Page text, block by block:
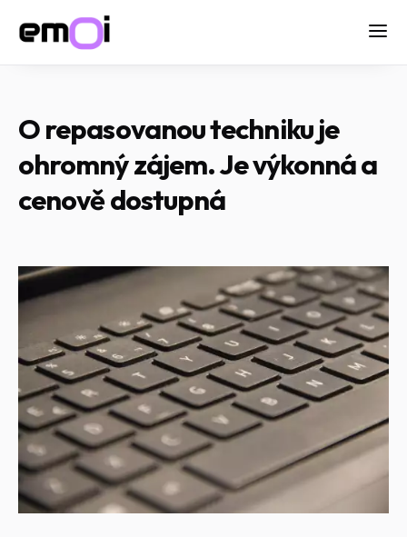
O repasovanou techniku je
ohromný zájem. Je výkonná a
cenově dostupná